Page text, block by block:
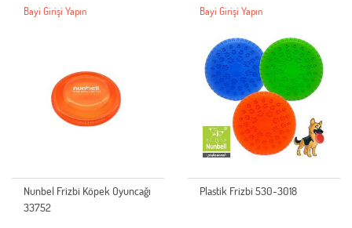
Bayi Girişi Yapın Bayi Girişi Yapın
Nunbel Frizbi Köpek Oyuncağı
33752
Plastik Frizbi 530-3018